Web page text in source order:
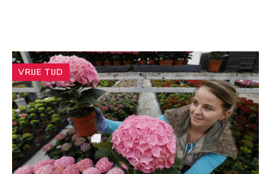
Andere
artikelen
VRIJE TIJD